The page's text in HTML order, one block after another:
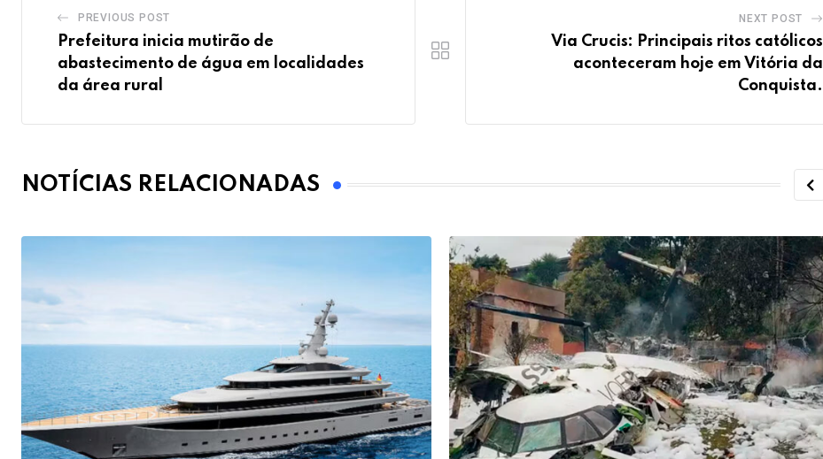
PREVIOUS POST
Prefeitura inicia mutirão de
abastecimento de água em localidades
da área rural
NEXT POST
Via Crucis: Principais ritos católicos
aconteceram hoje em Vitória da
Conquista.
NOTÍCIAS RELACIONADAS